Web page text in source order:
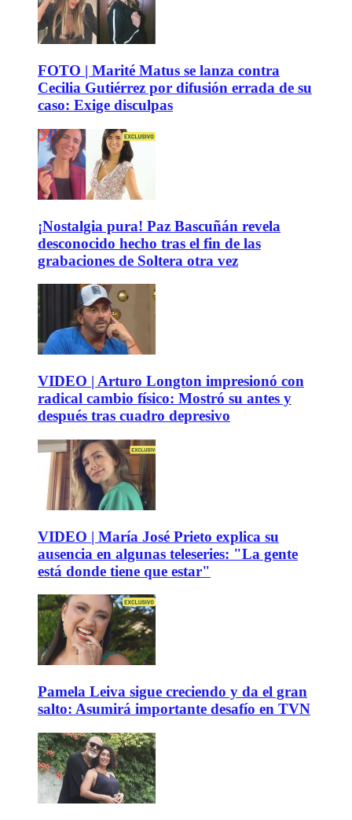
FOTO | Marité Matus se lanza contra
Cecilia Gutiérrez por difusión errada de su
caso: Exige disculpas
¡Nostalgia pura! Paz Bascuñán revela
desconocido hecho tras el fin de las
grabaciones de Soltera otra vez
VIDEO | Arturo Longton impresionó con
radical cambio físico: Mostró su antes y
después tras cuadro depresivo
VIDEO | María José Prieto explica su
ausencia en algunas teleseries: "La gente
está donde tiene que estar"
Pamela Leiva sigue creciendo y da el gran
salto: Asumirá importante desafío en TVN